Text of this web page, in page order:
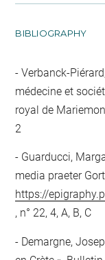
BIBLIOGRAPHY
Verbanck-
médecine et
royal de
2
Guarducci,
media praeter
https://
, n° 22, 4, A, B, C
Demargne,